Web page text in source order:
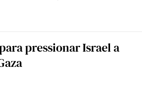
pressionar Israel a